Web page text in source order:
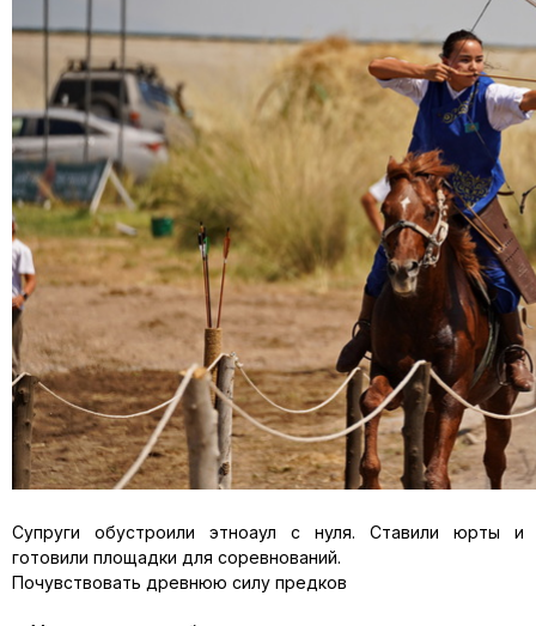
Супруги обустроили этноаул с нуля. Ставили юрты и
готовили площадки для соревнований.
Почувствовать древнюю силу предков